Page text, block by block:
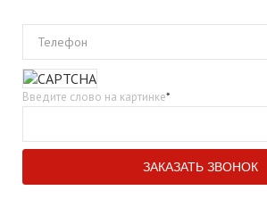
Телефон
Введите слово на картинке*